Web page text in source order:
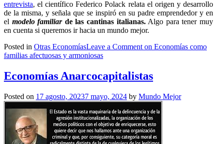
entrevista, el científico Federico Polack relata el origen y desarrollo
de la misma, y señala que se inspiró en su padre emprendedor y en
el modelo familiarde las cantinas italianas.Algo para tener muy
en cuenta si queremos ir hacia un mundo mejor.
Posted in Otras EconomíasLeave a Comment on Economías como
familias afectuosas y armoniosas
Economías Anarcocapitalistas
Posted on 17 agosto, 20237 mayo, 2024 by Mundo Mejor